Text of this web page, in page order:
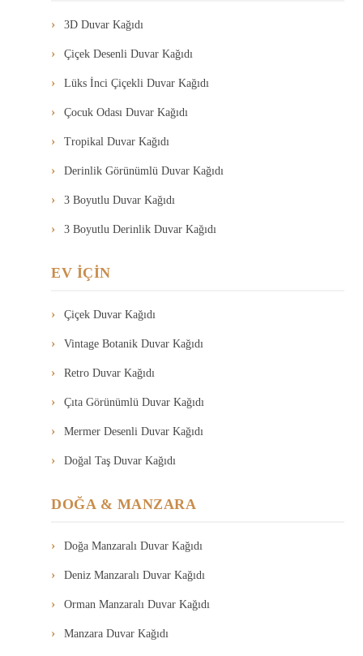
3D Duvar Kağıdı
Çiçek Desenli Duvar Kağıdı
Lüks İnci Çiçekli Duvar Kağıdı
Çocuk Odası Duvar Kağıdı
Tropikal Duvar Kağıdı
Derinlik Görünümlü Duvar Kağıdı
3 Boyutlu Duvar Kağıdı
3 Boyutlu Derinlik Duvar Kağıdı
EV İÇİN
Çiçek Duvar Kağıdı
Vintage Botanik Duvar Kağıdı
Retro Duvar Kağıdı
Çıta Görünümlü Duvar Kağıdı
Mermer Desenli Duvar Kağıdı
Doğal Taş Duvar Kağıdı
DOĞA & MANZARA
Doğa Manzaralı Duvar Kağıdı
Deniz Manzaralı Duvar Kağıdı
Orman Manzaralı Duvar Kağıdı
Manzara Duvar Kağıdı